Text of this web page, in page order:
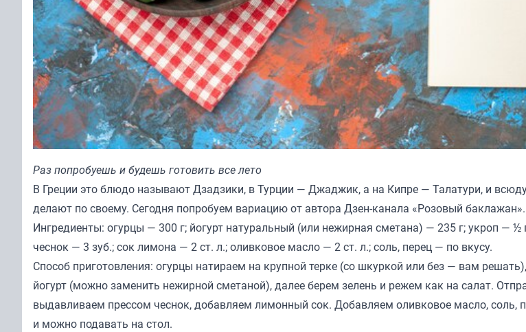
Раз попробуешь и будешь готовить все лето
В Греции это блюдо называют Дзадзики, в Турции — Джаджик, а на Кипре — Талатури, и всюду
делают по своему. Сегодня попробуем вариацию от автора Дзен-канала «Розовый баклажан».
Ингредиенты: огурцы — 300 г; йогурт натуральный (или нежирная сметана) — 235 г; укроп — ½
чеснок — 3 зуб.; сок лимона — 2 ст. л.; оливковое масло — 2 ст. л.; соль, перец — по вкусу.
Способ приготовления: огурцы натираем на крупной терке (со шкуркой или без — вам
йогурт (можно заменить нежирной сметаной), далее берем зелень и режем как на салат.
выдавливаем прессом чеснок, добавляем лимонный сок. Добавляем оливковое масло, соль,
и можно подавать на стол.